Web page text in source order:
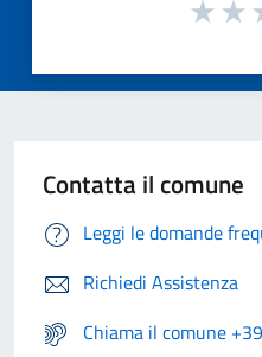
Contatta il comune
Leggi le domande
Richiedi Assistenza
Chiama il comune